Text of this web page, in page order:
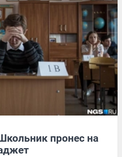
пронес на